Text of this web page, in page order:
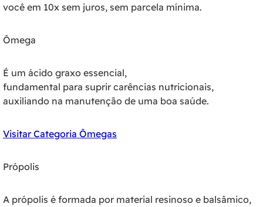
você em 10x sem juros, sem parcela mínima.
Ômega
É um ácido graxo essencial,
fundamental para suprir carências nutricionais,
auxiliando na manutenção de uma boa saúde.
Visitar Categoria Ômegas
Própolis
A própolis é formada por material resinoso e balsâmico,